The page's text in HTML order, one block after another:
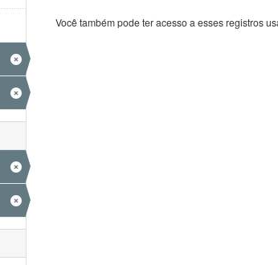
Você também pode ter acesso a esses registros